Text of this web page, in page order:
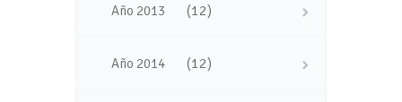
Año 2013 (12)
Año 2014 (12)